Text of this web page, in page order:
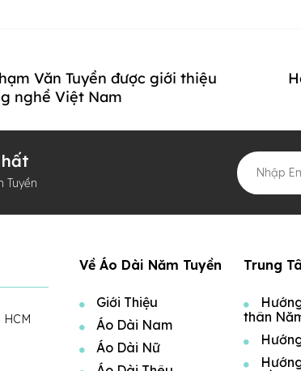
Văn Tuyền được giới thiệu
nghề Việt Nam
Tuyền
HCM
Về Áo Dài Năm Tuyền
Giới Thiệu
Áo Dài Nam
Áo Dài Nữ
Trung
thân